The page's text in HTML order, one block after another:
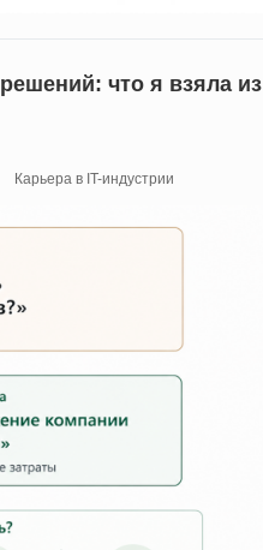
что я взяла из
Карьера в IT-индустрии